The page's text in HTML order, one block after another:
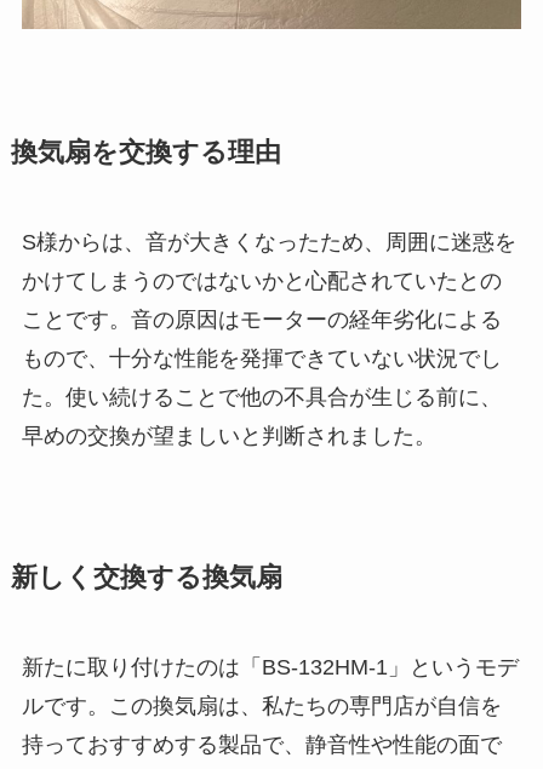
換気扇を交換する理由
S様からは、音が大きくなったため、周囲に迷惑を
かけてしまうのではないかと心配されていたとの
ことです。音の原因はモーターの経年劣化による
もので、十分な性能を発揮できていない状況でし
た。使い続けることで他の不具合が生じる前に、
早めの交換が望ましいと判断されました。
新しく交換する換気扇
新たに取り付けたのは「BS-132HM-1」というモデ
ルです。この換気扇は、私たちの専門店が自信を
持っておすすめする製品で、静音性や性能の面で